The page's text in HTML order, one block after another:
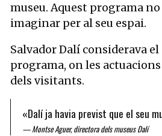
museu. Aquest programa
imaginar per al seu espai.
Salvador Dalí considerava
programa, on les
dels visitants.
«Dalí ja havia previst que el seu
Montse Aguer, directora dels museus Dalí